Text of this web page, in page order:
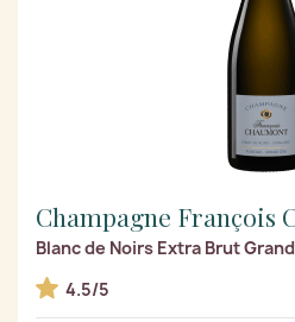
Champagne François
Blanc de Noirs Extra Brut
4.5/5